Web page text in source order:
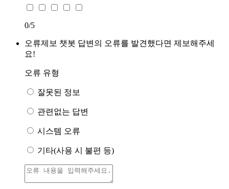
0/5
오류제보 챗봇 답변의 오류를 발견했다면 제보해주세
요!
오류 유형
잘못된 정보
관련없는 답변
시스템 오류
기타(사용 시 불편 등)